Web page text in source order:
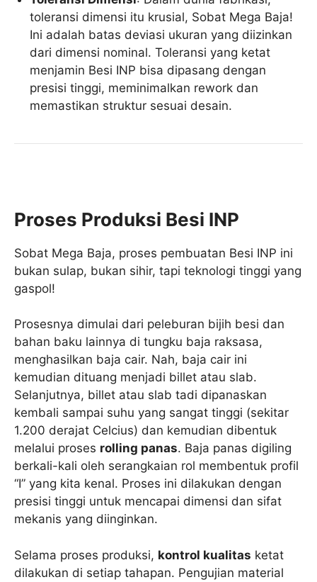
toleransi dimensi itu krusial, Sobat Mega Baja!
Ini adalah batas deviasi ukuran yang diizinkan
dari dimensi nominal. Toleransi yang ketat
menjamin Besi INP bisa dipasang dengan
presisi tinggi, meminimalkan rework dan
memastikan struktur sesuai desain.
Proses Produksi Besi INP
Sobat Mega Baja, proses pembuatan Besi INP ini
bukan sulap, bukan sihir, tapi teknologi tinggi yang
gaspol!
Prosesnya dimulai dari peleburan bijih besi dan
bahan baku lainnya di tungku baja raksasa,
menghasilkan baja cair. Nah, baja cair ini
kemudian dituang menjadi billet atau slab.
Selanjutnya, billet atau slab tadi dipanaskan
kembali sampai suhu yang sangat tinggi (sekitar
1.200 derajat Celcius) dan kemudian dibentuk
melalui proses rolling panas. Baja panas digiling
berkali-kali oleh serangkaian rol membentuk profil
“I” yang kita kenal. Proses ini dilakukan dengan
presisi tinggi untuk mencapai dimensi dan sifat
mekanis yang diinginkan.
Selama proses produksi, kontrol kualitas ketat
dilakukan di setiap tahapan. Pengujian material